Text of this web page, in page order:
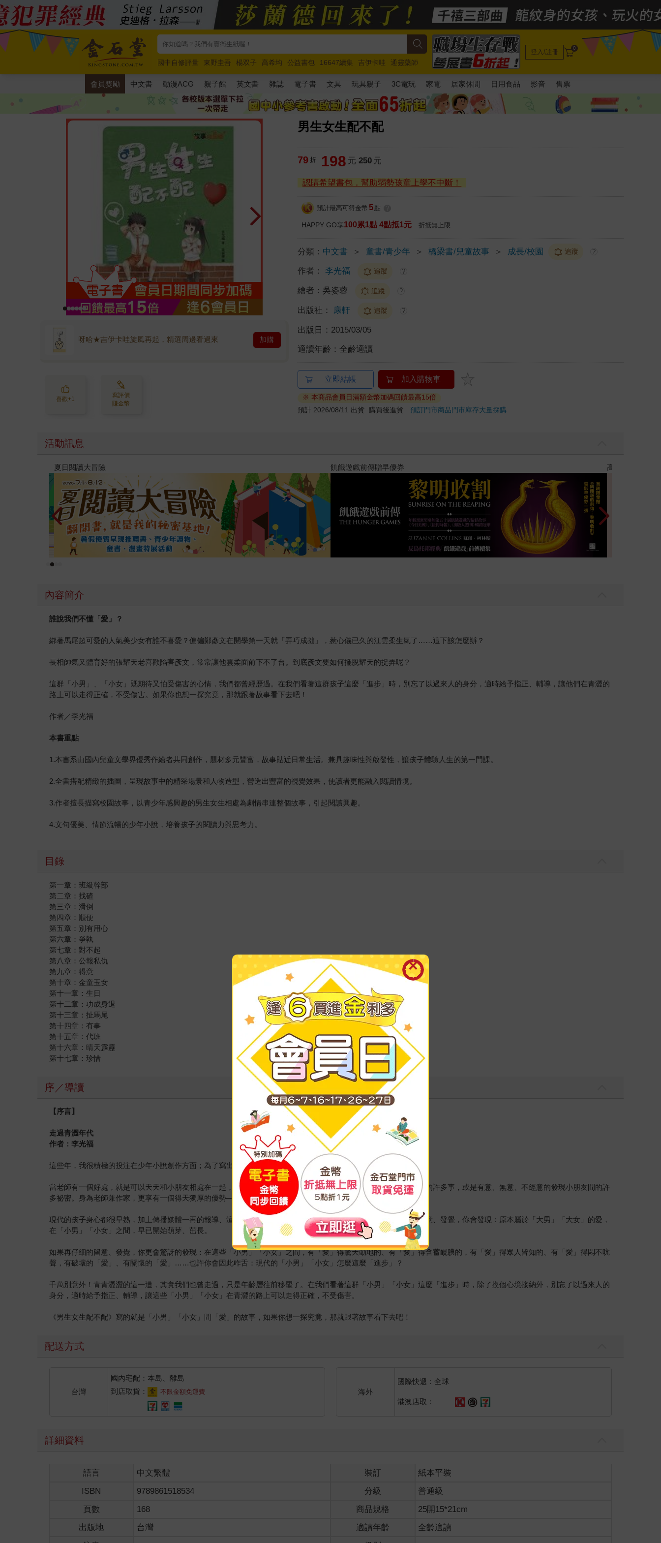
國中自修評量 東野圭吾 楊双子 高希均 公益書包 16647續集 吉伊卡哇
通靈藥師
唯紅花綻放
奧德賽 路邊攤新作 馬斯克 玩具總動員5 超慢跑
登入/註冊 0
會員獎勵 中文書 動漫ACG 親子館 英文書 雜誌 電子書 文具 玩具親子 3C電玩 家電 居家休閒 日用食品 影音 售票
男生女生配不配
呀哈★吉伊卡哇旋風再起，精選周邊看過來 加購
喜歡+1
寫評價
賺金幣
79 折 198 元 250 元
認購希望書包，幫助弱勢孩童上學不中斷！
預計最高可得金幣 5 點
HAPPY GO享100累1點 4點抵1元 折抵無上限
分類： 中文書 ＞ 童書/青少年 ＞ 橋梁書/兒童故事 ＞ 成長/校園 追蹤 ?
作者： 李光福 追蹤 ?
繪者：吳姿蓉 追蹤 ?
出版社： 康軒 追蹤 ?
出版日： 2015/03/05
適讀年齡： 全齡適讀
立即結帳 加入購物車
※ 本商品會員日滿額金幣加碼回饋最高15倍
預計 2026/08/11 出貨
購買後進貨預訂門市商品門市庫存大量採購
活動訊息
高功能倖存者：如果不「有用」，我還值得被愛嗎？（限量作者親簽版） PUGO噗果聰明書包開學季預購優惠 遠流童書展75折
內容簡介
誰說我們不懂「愛」？
綁著馬尾超可愛的人氣美少女有誰不喜愛？偏偏鄭彥文在開學第一天就「弄巧成拙」，惹心儀已久的江雲柔生氣了……這下該怎麼辦？
長相帥氣又體育好的張耀天老喜歡陷害彥文，常常讓他雲柔面前下不了台。到底彥文要如何擺脫耀天的捉弄呢？
這群「小男」、「小女」既期待又怕受傷害的心情，我們都曾經歷過。在我們看著這群孩子這麼「進步」時，別忘了以過來人的身分，適時給予指正、輔導，讓他們在青澀的
路上可以走得正確，不受傷害。如果你也想一探究竟，那就跟著故事看下去吧！
作者／李光福
本書重點
1.本書系由國內兒童文學界優秀作繪者共同創作，題材多元豐富，故事貼近日常生活。兼具趣味性與啟發性，讓孩子體驗人生的第一門課。
2.全書搭配精緻的插圖，呈現故事中的精采場景和人物造型，營造出豐富的視覺效果，使讀者更能融入閱讀情境。
3.作者擅長描寫校園故事，以青少年感興趣的男生女生相處為劇情串連整個故事，引起閱讀興趣。
4.文句優美、情節流暢的少年小說，培養孩子的閱讀力與思考力。
目錄
第一章：班級幹部
第二章：找碴
第三章：滑倒
第四章：順便
第五章：別有用心
第六章：爭執
第七章：對不起
第八章：公報私仇
第九章：得意
第十章：金童玉女
第十一章：生日
第十二章：功成身退
第十三章：扯馬尾
第十四章：有事
第十五章：代班
第十六章：晴天霹靂
第十七章：珍惜
序／導讀
【序言】
走過青澀年代
作者：李光福
這些年，我很積極的投注在少年小說創作方面；為了寫出適合小朋友閱讀的作品，我也很積極的尋找創作題材。
當老師有一個好處，就是可以天天和小朋友相處在一起，在相處的過程中，可以有意、無意、不經意的知道小朋友間的許多事，或是有意、無意、不經意的發現小朋友間的許
多祕密。身為老師兼作家，更享有一個得天獨厚的優勢──小朋友間的許多事、許多祕密，都可以變成寫作的題材。
現代的孩子身心都很早熟，加上傳播媒體一再的報導、渲染，男女之間的「愛」不再是大人的專利。如果刻意的去留意、發覺，你會發現：原本屬於「大男」「大女」的愛，
在「小男」「小女」之間，早已開始萌芽、茁長。
如果再仔細的留意、發覺，你更會驚訝的發現：在這些「小男」「小女」之間，有「愛」得驚天動地的、有「愛」得含蓄靦腆的，有「愛」得眾人皆知的、有「愛」得悶不吭
聲，有破壞的「愛」、有關懷的「愛」……也許你會因此咋舌：現代的「小男」「小女」怎麼這麼「進步」？
千萬別意外！青青澀澀的這一遭，其實我們也曾走過，只是年齡層往前移罷了。在我們看著這群「小男」「小女」這麼「進步」時，除了換個心境接納外，別忘了以過來人的
身分，適時給予指正、輔導，讓這些「小男」「小女」在青澀的路上可以走得正確，不受傷害。
《男生女生配不配》寫的就是「小男」「小女」間「愛」的故事，如果你想一探究竟，那就跟著故事看下去吧！
配送方式
台灣
國內宅配：本島、離島
到店取貨：
不限金額免運費 海外
國際快遞：全球
港澳店取：
詳細資料
語言 中文繁體 裝訂
紙本平裝
ISBN
9789861518534 分級
普通級
頁數
168 商品規格
25開15*21cm
出版地
台灣 適讀年齡
全齡適讀